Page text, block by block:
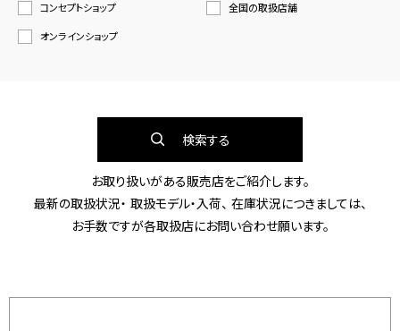
コンセプトショップ
全国の取扱店舗
オンラインショップ
検索する
お取り扱いがある販売店をご紹介します。
最新の取扱状況・ 取扱モデル・入荷、 在庫状況につきましては、
お手数ですが各取扱店にお問い合わせ願います。